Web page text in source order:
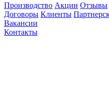
Производство Акции Отзывы
Договоры Клиенты
Вакансии
Контакты